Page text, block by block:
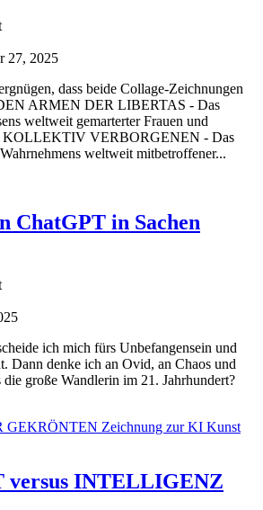
27, 2025
dass beide Collage-Zeichnungen
ARMEN DER LIBERTAS - Das
weltweit gemarterter Frauen und
VERBORGENEN - Das
weltweit mitbetroffener...
ChatGPT in Sachen
ich mich fürs Unbefangensein und
Dann denke ich an Ovid, an Chaos und
große Wandlerin im 21. Jahrhundert?
INTELLIGENZ